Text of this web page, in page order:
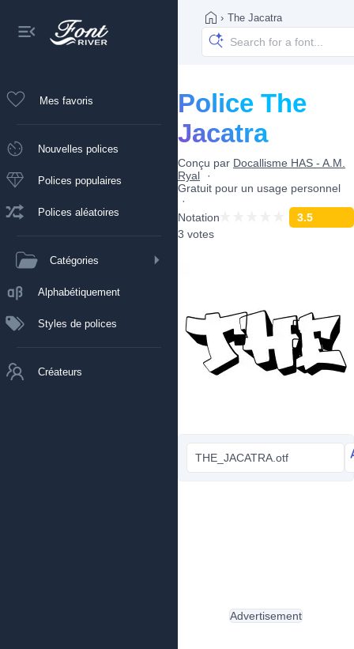
Mes favoris
Nouvelles polices
Polices populaires
Polices aléatoires
Catégories
Alphabétiquement
Styles de polices
Créateurs
› The Jacatra
Police The
Jacatra
Conçu par Docallisme HAS - A.M.
Ryal
Gratuit pour un usage personnel
Notation
3.5
3 votes
THE_JACATRA.otf
Advertisement